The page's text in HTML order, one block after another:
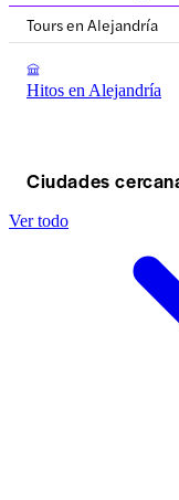
Tours en Alejandría
Hitos en Alejandría
Ciudades
Ver todo